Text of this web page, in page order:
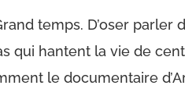
temps. D’oser
qui hantent la vie de
le documentaire